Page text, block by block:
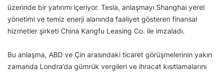
üzerinde bir yatırımı içeriyor. Tesla, anlaşmayı Shanghai yerel
yönetimi ve temiz enerji alanında faaliyet gösteren finansal
hizmetler şirketi China Kangfu Leasing Co. ile imzaladı.
Bu anlaşma, ABD ve Çin arasındaki ticaret görüşmelerinin yakın
zamanda Londra’da gümrük vergileri ve ihracat kısıtlamalarını